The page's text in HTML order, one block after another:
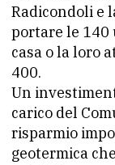
Radicondoli e
portare le 140
casa o la loro
400.
Un
carico del
risparmio
geotermica